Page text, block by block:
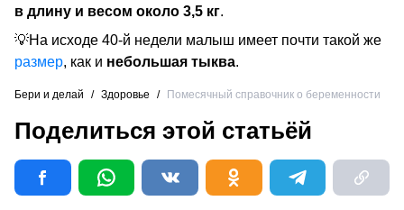
в длину и весом около 3,5 кг.
💡На исходе 40-й недели малыш имеет почти такой же
размер, как и небольшая тыква.
Бери и делай / Здоровье / Помесячный справочник о беременности
Поделиться этой статьёй